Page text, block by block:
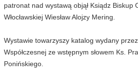
patronat nad wystawą objął Ksiądz Biskup
Włocławskiej Wiesław Alojzy Mering.
Wystawie towarzyszy katalog wydany
Współczesnej ze wstępnym słowem Ks.
Ponińskiego.